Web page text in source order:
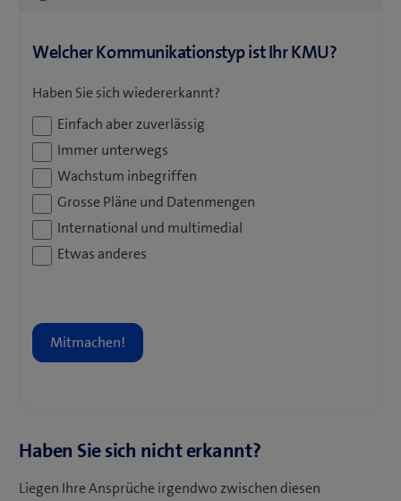
Welcher Kommunikationstyp ist Ihr KMU?
Facebook
Dieses
Feld
dient
zur
Validierung
und
verändert
werden.
Haben Sie sich wiedererkannt?
Einfach aber zuverlässig
Immer unterwegs
Wachstum inbegriffen
Grosse Pläne und Datenmengen
International und multimedial
Etwas anderes
Haben Sie sich nicht erkannt?
Liegen Ihre Ansprüche irgendwo zwischen diesen